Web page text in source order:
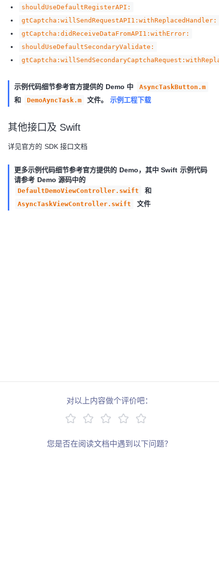
shouldUseDefaultRegisterAPI:
gtCaptcha:willSendRequestAPI1:withReplacedHandler:
gtCaptcha:didReceiveDataFromAPI1:withError:
shouldUseDefaultSecondaryValidate:
示例代码细节参考官方提供的 Demo 中 AsyncTaskButton.m
和 DemoAyncTask.m 文件。示例工程下载
其他接口及 Swift
详见官方的 SDK 接口文档
更多示例代码细节参考官方提供的 Demo，其中 Swift 示例代码
请参考 Demo 源码中的
DefaultDemoViewController.swift 和
AsyncTaskViewController.swift 文件
对以上内容做个评价吧：
您是否在阅读文档中遇到以下问题？